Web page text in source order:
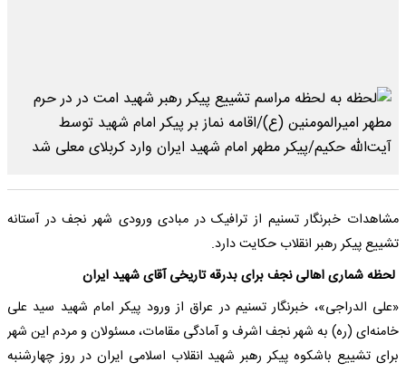
مشاهدات خبرنگار تسنیم از ترافیک در مبادی ورودی شهر نجف در آستانه
تشییع پیکر رهبر انقلاب حکایت دارد.
لحظه شماری اهالی نجف برای بدرقه تاریخی آقای شهید ایران
«علی الدراجی»، خبرنگار تسنیم در عراق از ورود پیکر امام شهید سید علی
خامنه‌ای (ره) به شهر نجف اشرف و آمادگی مقامات، مسئولان و مردم این شهر
برای تشییع باشکوه پیکر رهبر شهید انقلاب اسلامی ایران در روز چهارشنبه